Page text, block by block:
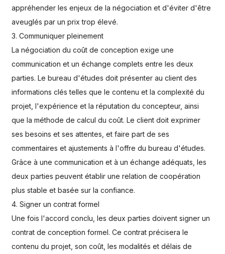
appréhender les enjeux de la négociation et d'éviter d'être
aveuglés par un prix trop élevé.
3. Communiquer pleinement
La négociation du coût de conception exige une
communication et un échange complets entre les deux
parties. Le bureau d'études doit présenter au client des
informations clés telles que le contenu et la complexité du
projet, l'expérience et la réputation du concepteur, ainsi
que la méthode de calcul du coût. Le client doit exprimer
ses besoins et ses attentes, et faire part de ses
commentaires et ajustements à l'offre du bureau d'études.
Grâce à une communication et à un échange adéquats, les
deux parties peuvent établir une relation de coopération
plus stable et basée sur la confiance.
4. Signer un contrat formel
Une fois l'accord conclu, les deux parties doivent signer un
contrat de conception formel. Ce contrat précisera le
contenu du projet, son coût, les modalités et délais de